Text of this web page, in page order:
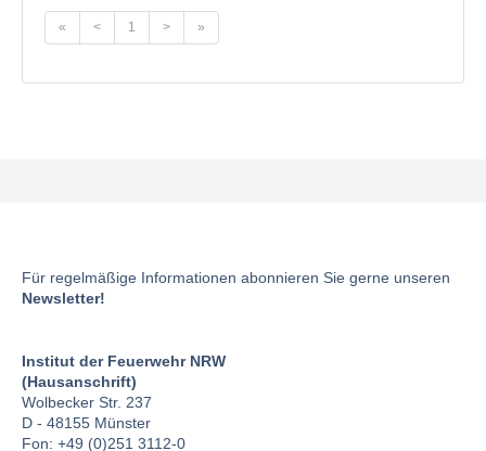
« < 1 > »
Für regelmäßige Informationen abonnieren Sie gerne unseren
Newsletter!
Institut der Feuerwehr NRW
(Hausanschrift)
Wolbecker Str. 237
D - 48155 Münster
Fon: +49 (0)251 3112-0